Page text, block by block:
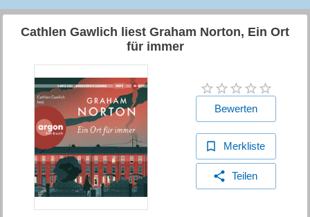
Cathlen Gawlich liest Graham Norton, Ein Ort
für immer
Bewerten
Merkliste
Teilen